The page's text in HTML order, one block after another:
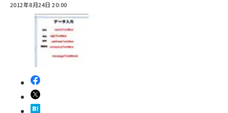
2012年8月24日 20:00